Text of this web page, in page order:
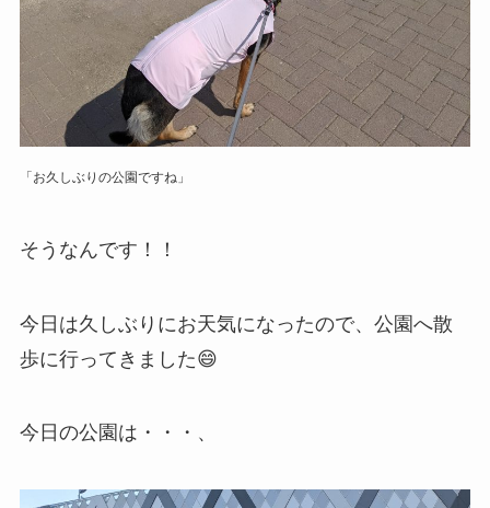
「お久しぶりの公園ですね」
そうなんです！！
今日は久しぶりにお天気になったので、公園へ散
歩に行ってきました😄
今日の公園は・・・、